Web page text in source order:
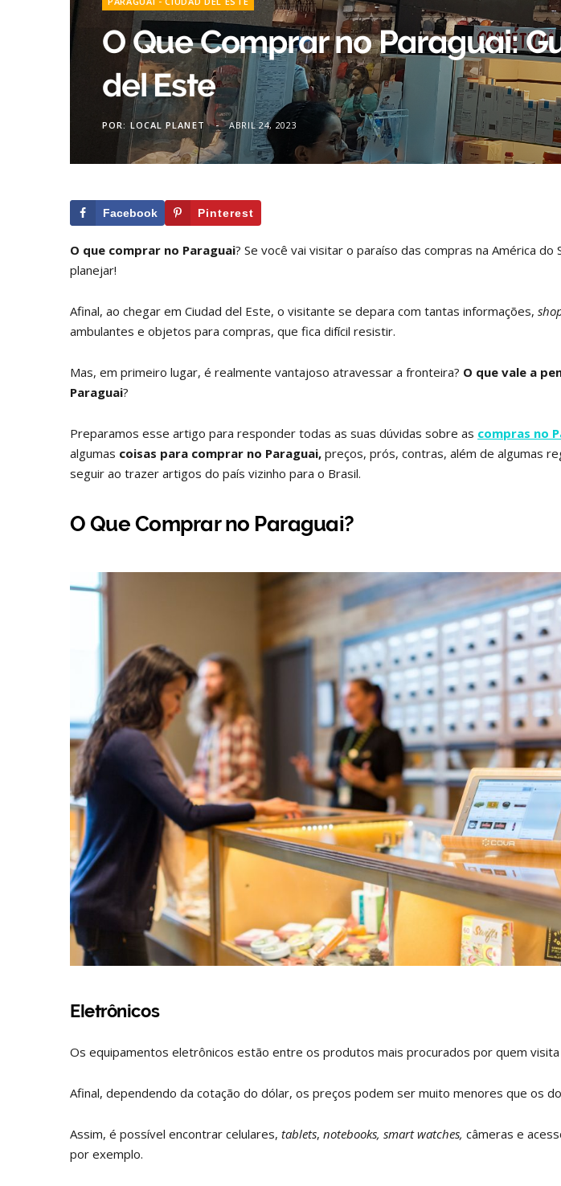
O Que Comprar no Paraguai:
del Este
POR: LOCAL PLANET ABRIL 24, 2023
Facebook Pinterest
O que comprar no Paraguai? Se você vai visitar o paraíso das compras na América do
planejar!
Afinal, ao chegar em Ciudad del Este, o visitante se depara com tantas informações,
ambulantes e objetos para compras, que fica difícil resistir.
Mas, em primeiro lugar, é realmente vantajoso atravessar a fronteira? O que vale a
Paraguai?
Preparamos esse artigo para responder todas as suas dúvidas sobre as compras no
algumas coisas para comprar no Paraguai, preços, prós, contras, além de algumas
seguir ao trazer artigos do país vizinho para o Brasil.
O Que Comprar no Paraguai?
Eletrônicos
Os equipamentos eletrônicos estão entre os produtos mais procurados por quem visita
Afinal, dependendo da cotação do dólar, os preços podem ser muito menores que os
Assim, é possível encontrar celulares, tablets, notebooks, smart watches, câmeras e
por exemplo.